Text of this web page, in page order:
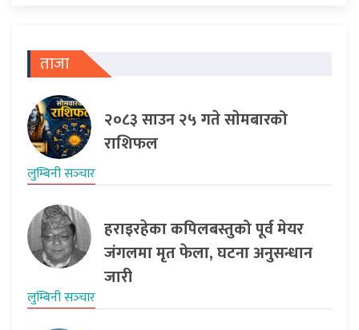
ताजा
२०८३ साउन २५ गते साेमबारको
राशिफल
लुम्बिनी सञ्‍चार
हराइरहेका कपिलबस्तुको पूर्व मेयर
जंगलमा मृत फेला, घटना अनुसन्धान
जारी
लुम्बिनी सञ्‍चार